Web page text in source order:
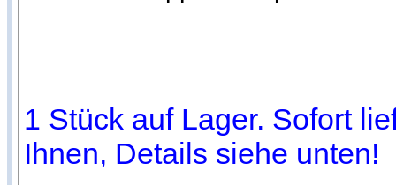
1 Stück auf Lager. Sofort
Ihnen, Details siehe unten!